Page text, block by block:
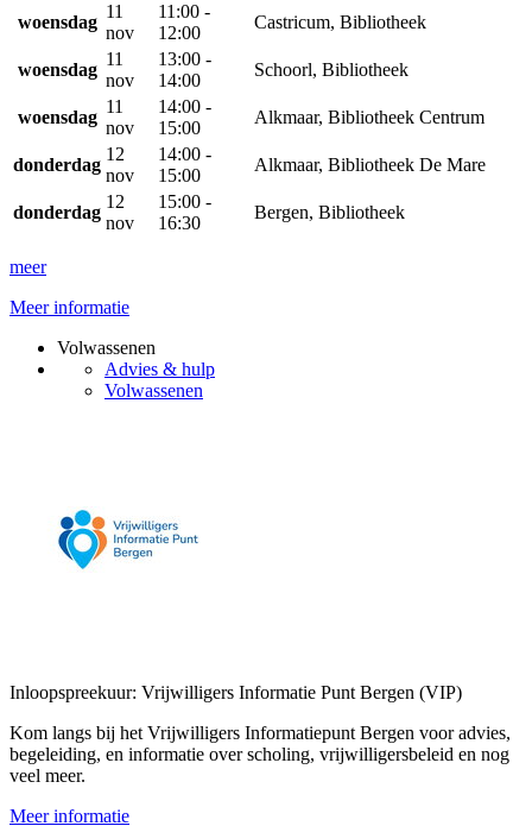
woensdag
11
nov
11:00 -
12:00
Castricum, Bibliotheek
woensdag
11
nov
13:00 -
14:00
Schoorl, Bibliotheek
woensdag
11
nov
14:00 -
15:00
Alkmaar, Bibliotheek Centrum
donderdag
12
nov
14:00 -
15:00
Alkmaar, Bibliotheek De Mare
donderdag
12
nov
15:00 -
16:30
Bergen, Bibliotheek
meer
Meer informatie
Volwassenen
Advies & hulp
Volwassenen
Inloopspreekuur: Vrijwilligers Informatie Punt Bergen (VIP)
Kom langs bij het Vrijwilligers Informatiepunt Bergen voor advies,
begeleiding, en informatie over scholing, vrijwilligersbeleid en nog
veel meer.
Meer informatie